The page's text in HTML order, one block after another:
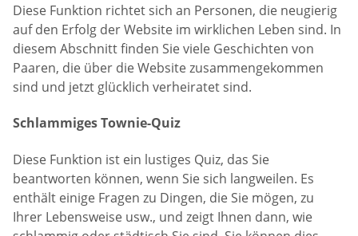
Diese Funktion richtet sich an Personen, die neugierig
auf den Erfolg der Website im wirklichen Leben sind. In
diesem Abschnitt finden Sie viele Geschichten von
Paaren, die über die Website zusammengekommen
sind und jetzt glücklich verheiratet sind.
Schlammiges Townie-Quiz
Diese Funktion ist ein lustiges Quiz, das Sie
beantworten können, wenn Sie sich langweilen. Es
enthält einige Fragen zu Dingen, die Sie mögen, zu
Ihrer Lebensweise usw., und zeigt Ihnen dann, wie